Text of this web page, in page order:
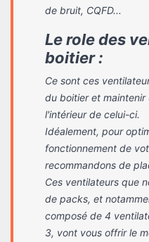
de bruit, CQFD...
Le role des
boitier :
Ce sont ces
du boitier et maintenir
l'intérieur de celui-ci.
Idéalement, pour
fonctionnement de
recommandons de
Ces ventilateurs que
de packs, et
composé de 4
3, vont vous offrir le